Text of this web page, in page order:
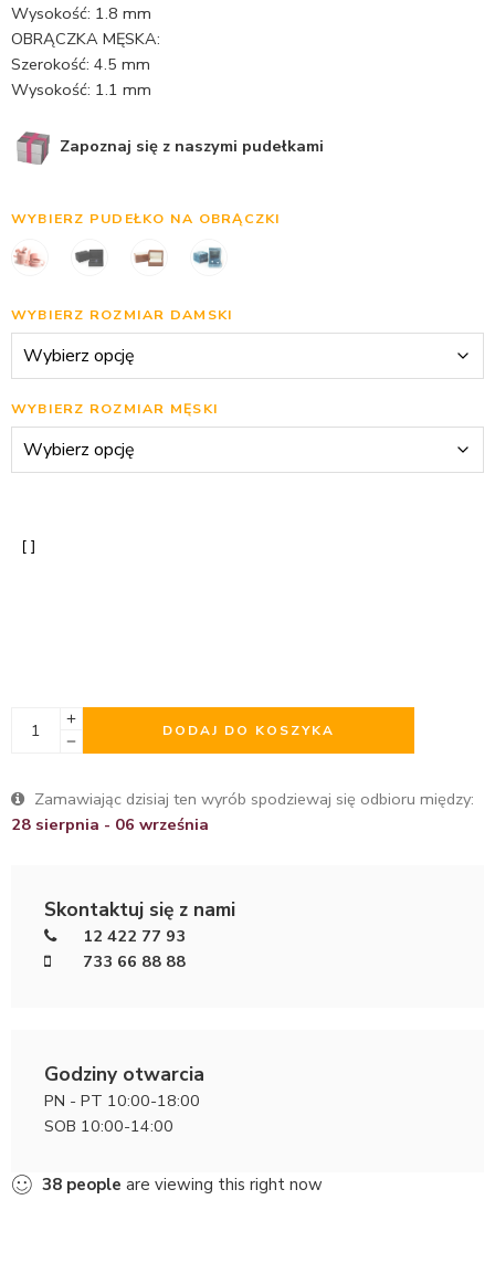
Wysokość: 1.8 mm
OBRĄCZKA MĘSKA:
Szerokość: 4.5 mm
Wysokość: 1.1 mm
Zapoznaj się z naszymi pudełkami
WYBIERZ PUDEŁKO NA OBRĄCZKI
WYBIERZ ROZMIAR DAMSKI
WYBIERZ ROZMIAR MĘSKI
DODAJ DO KOSZYKA
Zamawiając dzisiaj ten wyrób spodziewaj się odbioru między:
28 sierpnia - 06 września
Skontaktuj się z nami
12 422 77 93
733 66 88 88
Godziny otwarcia
PN - PT 10:00-18:00
SOB 10:00-14:00
38 people are viewing this right now